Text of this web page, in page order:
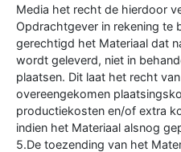
Media het recht de hierdoor
Opdrachtgever in rekening te
gerechtigd het Materiaal dat
wordt geleverd, niet in
plaatsen. Dit laat het recht
overeengekomen
productiekosten en/of extra
indien het Materiaal alsnog
5.De toezending van het